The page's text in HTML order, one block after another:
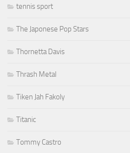
tennis sport
The Japonese Pop Stars
Thornetta Davis
Thrash Metal
Tiken Jah Fakoly
Titanic
Tommy Castro